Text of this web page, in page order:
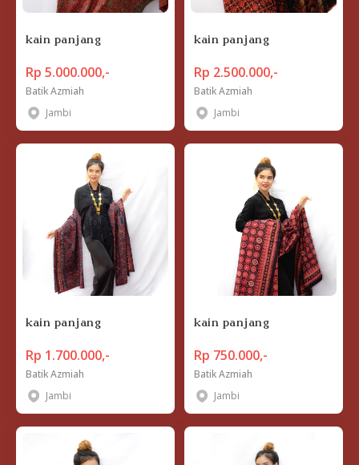
kain panjang
Rp 5.000.000,-
Batik Azmiah
Jambi
kain panjang
Rp 2.500.000,-
Batik Azmiah
Jambi
kain panjang
Rp 1.700.000,-
Batik Azmiah
Jambi
kain panjang
Rp 750.000,-
Batik Azmiah
Jambi